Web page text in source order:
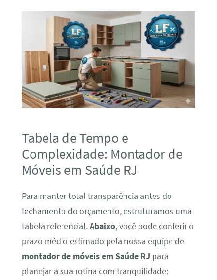
Tabela de Tempo e
Complexidade: Montador de
Móveis em Saúde RJ
Para manter total transparência antes do
fechamento do orçamento, estruturamos uma
tabela referencial.Abaixo, você pode conferir o
prazo médio estimado pela nossa equipe de
montador de móveis em Saúde RJ para
planejar a sua rotina com tranquilidade: